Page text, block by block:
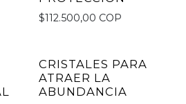
$112.500,00 COP
CRISTALES PARA
ATRAER LA
ABUNDANCIA